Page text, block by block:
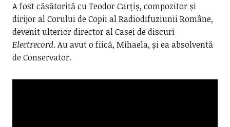
A fost căsătorită cu Teodor Carțiș, compozitor și
dirijor al Corului de Copii al Radiodifuziunii Române,
devenit ulterior director al Casei de discuri
Electrecord. Au avut o fiică, Mihaela, și ea absolventă
de Conservator.